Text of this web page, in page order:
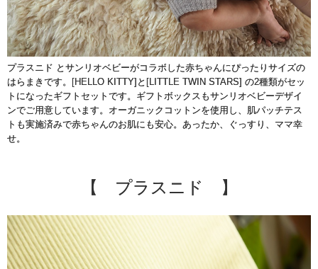
プラスニド とサンリオベビーがコラボした赤ちゃんにぴったりサイズの
はらまきです。[HELLO KITTY]と[LITTLE TWIN STARS] の2種類がセッ
トになったギフトセットです。ギフトボックスもサンリオベビーデザイ
ンでご用意しています。オーガニックコットンを使用し、肌パッチテス
トも実施済みで赤ちゃんのお肌にも安心。あったか、ぐっすり、ママ幸
せ。
【 プラスニド 】